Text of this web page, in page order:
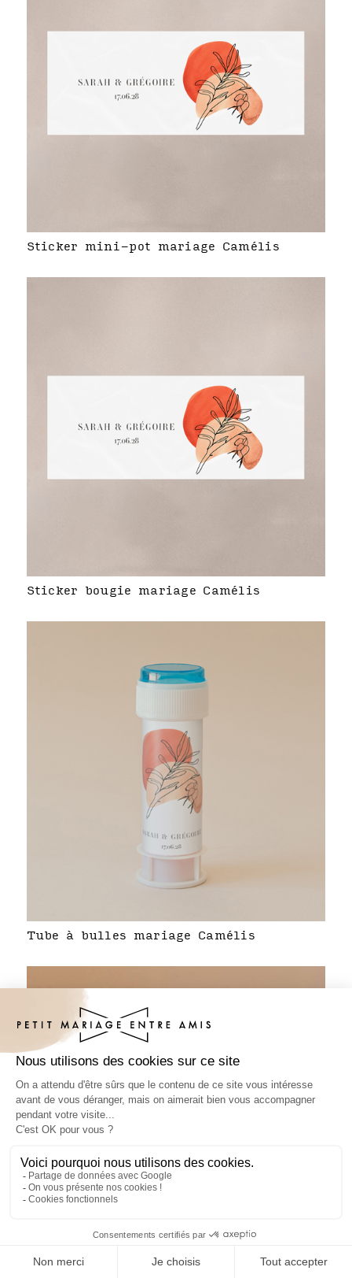
Sticker mini-pot mariage Camélis
Sticker bougie mariage Camélis
Tube à bulles mariage Camélis